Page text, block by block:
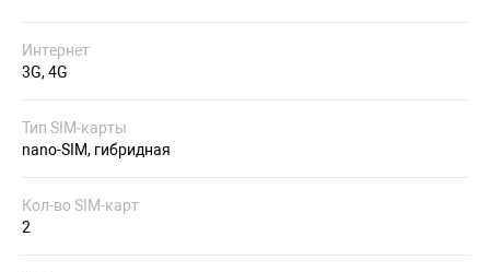
Интернет
3G, 4G
Тип SIM-карты
nano-SIM, гибридная
Кол-во SIM-карт
2